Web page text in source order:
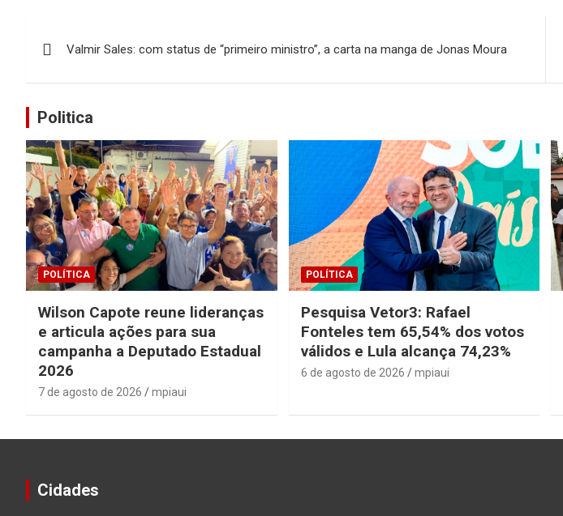
de
Post
Valmir Sales: com status de “primeiro ministro”, a carta na manga de Jonas Moura
Politica
POLÍTICA
Wilson Capote reune lideranças
e articula ações para sua
campanha a Deputado Estadual
2026
7 de agosto de 2026 mpiaui
POLÍTICA
Pesquisa Vetor3: Rafael
Fonteles tem 65,54% dos votos
válidos e Lula alcança 74,23%
6 de agosto de 2026 mpiaui
Cidades